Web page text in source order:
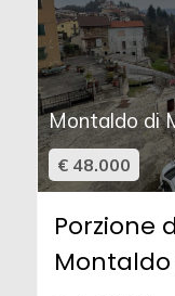
Montaldo di
€ 48.000
Porzione